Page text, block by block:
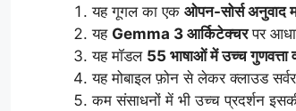
यह गूगल का एक ओपन-सोर्स अनुवाद
यह Gemma 3 आर्किटेक्चरपर
यह मॉडल 55 भाषाओं में उच्च गुणवत्ता
यह मोबाइल फ़ोन से लेकर क्लाउड
कम संसाधनों में भी उच्च प्रदर्शन